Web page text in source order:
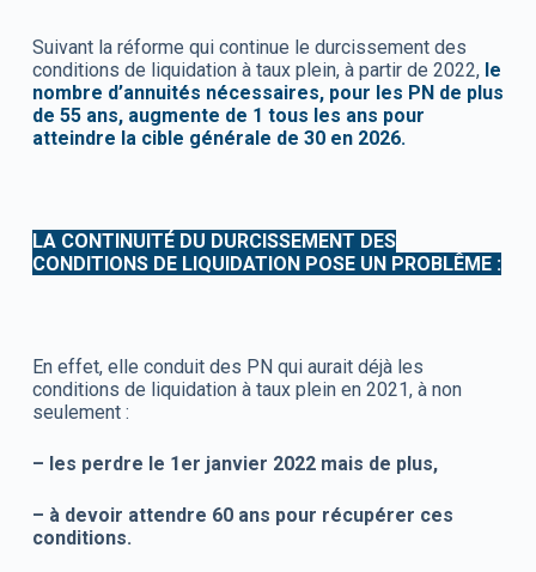
Suivant la réforme qui continue le durcissement des
conditions de liquidation à taux plein, à partir de 2022, le
nombre d’annuités nécessaires, pour les PN de plus
de 55 ans, augmente de 1 tous les ans pour
atteindre la cible générale de 30 en 2026.
LA CONTINUITÉ DU DURCISSEMENT DES
CONDITIONS DE LIQUIDATION POSE UN PROBLÊME :
En effet, elle conduit des PN qui aurait déjà les
conditions de liquidation à taux plein en 2021, à non
seulement :
– les perdre le 1er janvier 2022 mais de plus,
– à devoir attendre 60 ans pour récupérer ces
conditions.